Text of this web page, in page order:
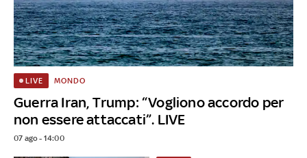
Guerra Iran, Trump: “Vogliono accordo per
non essere attaccati”. LIVE
LIVE MONDO
07 ago - 14:00